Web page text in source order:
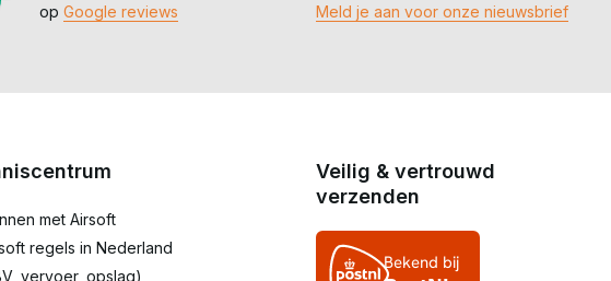
op Google reviews Meld je aan voor onze nieuwsbrief
met Airsoft
regels in Nederland
vervoer, opslag)
Veilig & vertrouwd
verzenden